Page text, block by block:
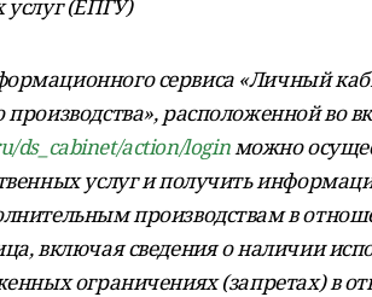
услуг (ЕПГУ)
сервиса «Личный
производства», расположенной во
ds_cabinet/action/loginможно
услуг и получить
производствам в
включая сведения о наличии
ограничениях (запретах) в